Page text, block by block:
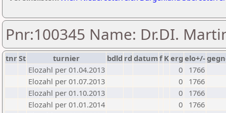
Pnr:100345 Name: Dr.DI.
tnrSt turnier bdld rd datumf Kerg elo+/-
Elozahl per 01.04.2013
0
1766
Elozahl per 01.07.2013
0
1766
Elozahl per 01.10.2013
0
1766
Elozahl per 01.01.2014
0
1766